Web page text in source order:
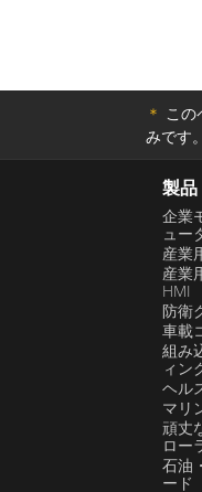
＊ こ
みです。
製品
企業
ュー
産業
産業
HMI
防衛
車載
組み
ィン
ヘル
マリ
頑丈
ロー
石油
ード